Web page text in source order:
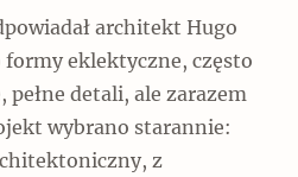
architekt Hugo
formy eklektyczne, często
pełne detali, ale zarazem
wybrano starannie:
z